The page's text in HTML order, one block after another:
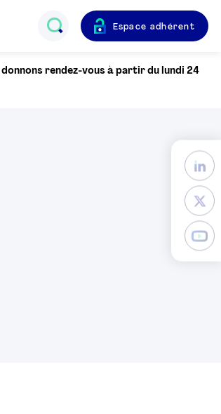
Espace adhérent
rendez-vous à partir du lundi 24